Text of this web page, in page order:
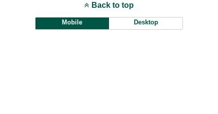
Back to top
Mobile Desktop